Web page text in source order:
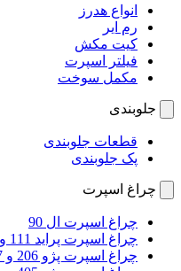
انواع هدرز
رم ایر
کیت مکش
فیلتر اسپرت
مکمل سوخت
جلوبندی
قطعات جلوبندی
پک جلوبندی
چراغ اسپرت
چراغ اسپرت ال 90
چراغ اسپرت پراید 111 و 132
چراغ اسپرت پژو 206 و 207